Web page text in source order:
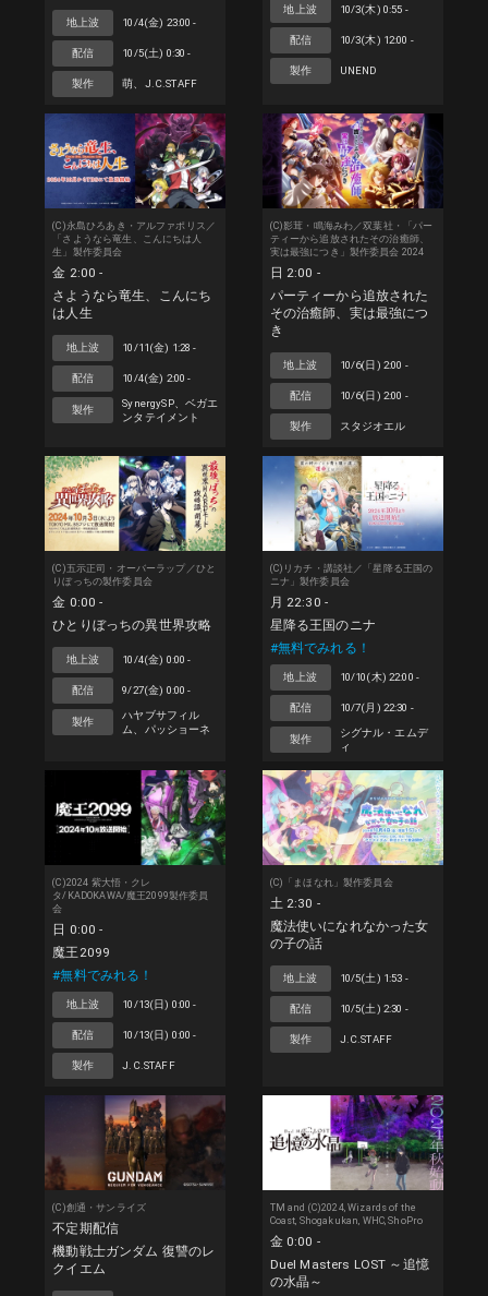
地上波 10/4(金) 23:00 -
配信 10/5(土) 0:30 -
製作 萌、J.C.STAFF
地上波 10/3(木) 0:55 -
配信 10/3(木) 12:00 -
製作 UNEND
(C)永島ひろあき・アルファポリス／
「さようなら竜生、こんにちは人
生」製作委員会
金 2:00 -
さようなら竜生、こんにち
は人生
地上波 10/11(金) 1:28 -
配信 10/4(金) 2:00 -
製作
SynergySP、ベガエ
ンタテイメント
(C)影茸・鳴海みわ／双葉社・「パー
ティーから追放されたその治癒師、
実は最強につき」製作委員会 2024
日 2:00 -
パーティーから追放された
その治癒師、実は最強につ
き
地上波 10/6(日) 2:00 -
配信 10/6(日) 2:00 -
製作 スタジオエル
(C)五示正司・オーバーラップ／ひと
りぼっちの製作委員会
金 0:00 -
ひとりぼっちの異世界攻略
地上波 10/4(金) 0:00 -
配信 9/27(金) 0:00 -
製作
ハヤブサフィル
ム、パッショーネ
(C)リカチ・講談社／「星降る王国の
ニナ」製作委員会
月 22:30 -
星降る王国のニナ
#無料でみれる！
地上波 10/10(木) 22:00 -
配信 10/7(月) 22:30 -
製作
シグナル・エムデ
ィ
(C)2024 紫大悟・クレ
タ/KADOKAWA/魔王2099製作委員
会
日 0:00 -
魔王2099
#無料でみれる！
地上波 10/13(日) 0:00 -
配信 10/13(日) 0:00 -
製作 J.C.STAFF
(C)「まほなれ」製作委員会
土 2:30 -
魔法使いになれなかった女
の子の話
地上波 10/5(土) 1:53 -
配信 10/5(土) 2:30 -
製作 J.C.STAFF
(C)創通・サンライズ
不定期配信
機動戦士ガンダム 復讐のレ
クイエム
TM and (C)2024, Wizards of the
Coast, Shogakukan, WHC, ShoPro
金 0:00 -
Duel Masters LOST ～追憶
の水晶～